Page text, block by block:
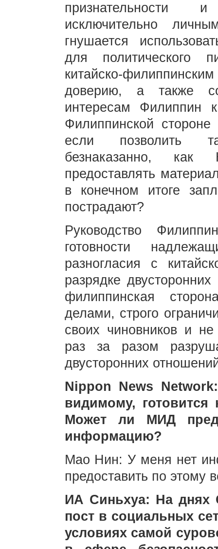
признательности
исключительно
гнушается
для политического
китайско-
доверию, а также
интересам Филиппин
Филиппинской стороне
если позволить
безнаказанно, как
предоставлять
в конечном итоге
пострадают?
Руководство
готовности
разногласия с
разрядке
филиппинская
делами, строго
своих чиновников и
раз за разом
двусторонних
Nippon News
видимому, готовится
Может ли МИД
информацию?
Мао Нин: У меня нет
предоставить по этому
ИА Синьхуа: На днях
пост в социальных
условиях самой